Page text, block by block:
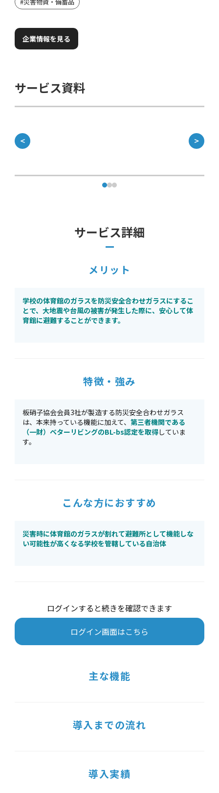
企業情報を見る
サービス資料
＜ ＞
サービス詳細
メリット
学校の体育館のガラスを防災安全合わせガラスにするこ
とで、大地震や台風の被害が発生した際に、安心して体
育館に避難することができます。
特徴・強み
板硝子協会会員3社が製造する防災安全合わせガラス
は、本来持っている機能に加えて、 第三者機関である
（一財）ベターリビングのBL-bs認定を取得していま
す。
こんな方におすすめ
災害時に体育館のガラスが割れて避難所として機能しな
い可能性が高くなる学校を管轄している自治体
ログインすると続きを確認できます
ログイン画面はこちら
主な機能
導入までの流れ
導入実績